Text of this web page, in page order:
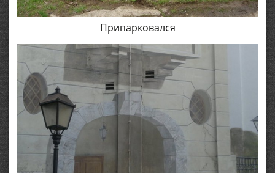
Припарковался